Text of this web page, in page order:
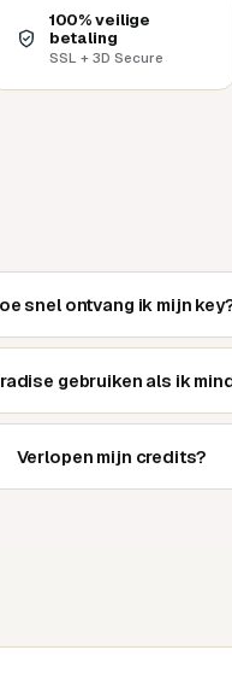
100% veilige
betaling
SSL + 3D Secure
snel ontvang ik mijn
gebruiken als ik
Verlopen mijn credits?